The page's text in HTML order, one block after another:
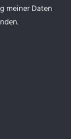
meiner Daten